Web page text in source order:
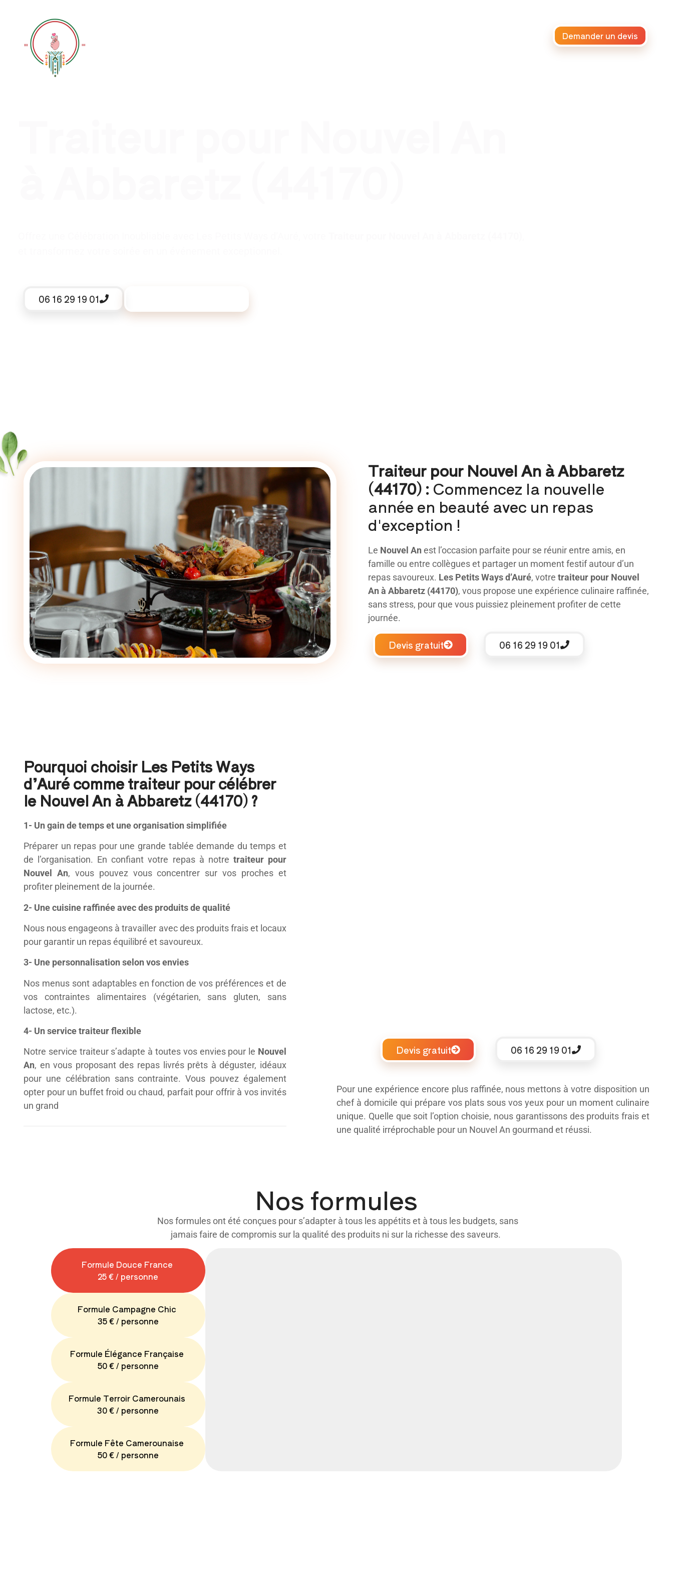
Demander un devis
06 16 29 19 01
Traiteur pour Nouvel An à Abbaretz
(44170) : Commencez la nouvelle
année en beauté avec un repas
d'exception !
Le Nouvel An est l’occasion parfaite pour se réunir entre amis, en
famille ou entre collègues et partager un moment festif autour d’un
repas savoureux. Les Petits Ways d’Auré, votre traiteur pour Nouvel
An à Abbaretz (44170), vous propose une expérience culinaire raffinée,
sans stress, pour que vous puissiez pleinement profiter de cette
journée.
Devis gratuit 06 16 29 19 01
Pourquoi choisir Les Petits Ways
d’Auré comme traiteur pour célébrer
le Nouvel An à Abbaretz (44170) ?
1- Un gain de temps et une organisation simplifiée
Préparer un repas pour une grande tablée demande du temps et
de l’organisation. En confiant votre repas à notre traiteur pour
Nouvel An, vous pouvez vous concentrer sur vos proches et
profiter pleinement de la journée.
2- Une cuisine raffinée avec des produits de qualité
Nous nous engageons à travailler avec des produits frais et locaux
pour garantir un repas équilibré et savoureux.
3- Une personnalisation selon vos envies
Nos menus sont adaptables en fonction de vos préférences et de
vos contraintes alimentaires (végétarien, sans gluten, sans
lactose, etc.).
4- Un service traiteur flexible
Notre service traiteur s’adapte à toutes vos envies pour le Nouvel
An, en vous proposant des repas livrés prêts à déguster, idéaux
pour une célébration sans contrainte. Vous pouvez également
opter pour un buffet froid ou chaud, parfait pour offrir à vos invités
un grand
Devis gratuit 06 16 29 19 01
Pour une expérience encore plus raffinée, nous mettons à votre disposition un
chef à domicile qui prépare vos plats sous vos yeux pour un moment culinaire
unique. Quelle que soit l’option choisie, nous garantissons des produits frais et
une qualité irréprochable pour un Nouvel An gourmand et réussi.
Nos formules
Nos formules ont été conçues pour s’adapter à tous les appétits et à tous les budgets, sans
jamais faire de compromis sur la qualité des produits ni sur la richesse des saveurs.
Formule Douce France
25 € / personne
Formule Campagne Chic
35 € / personne
Formule Élégance Française
50 € / personne
Formule Terroir Camerounais
30 € / personne
Formule Fête Camerounaise
50 € / personne